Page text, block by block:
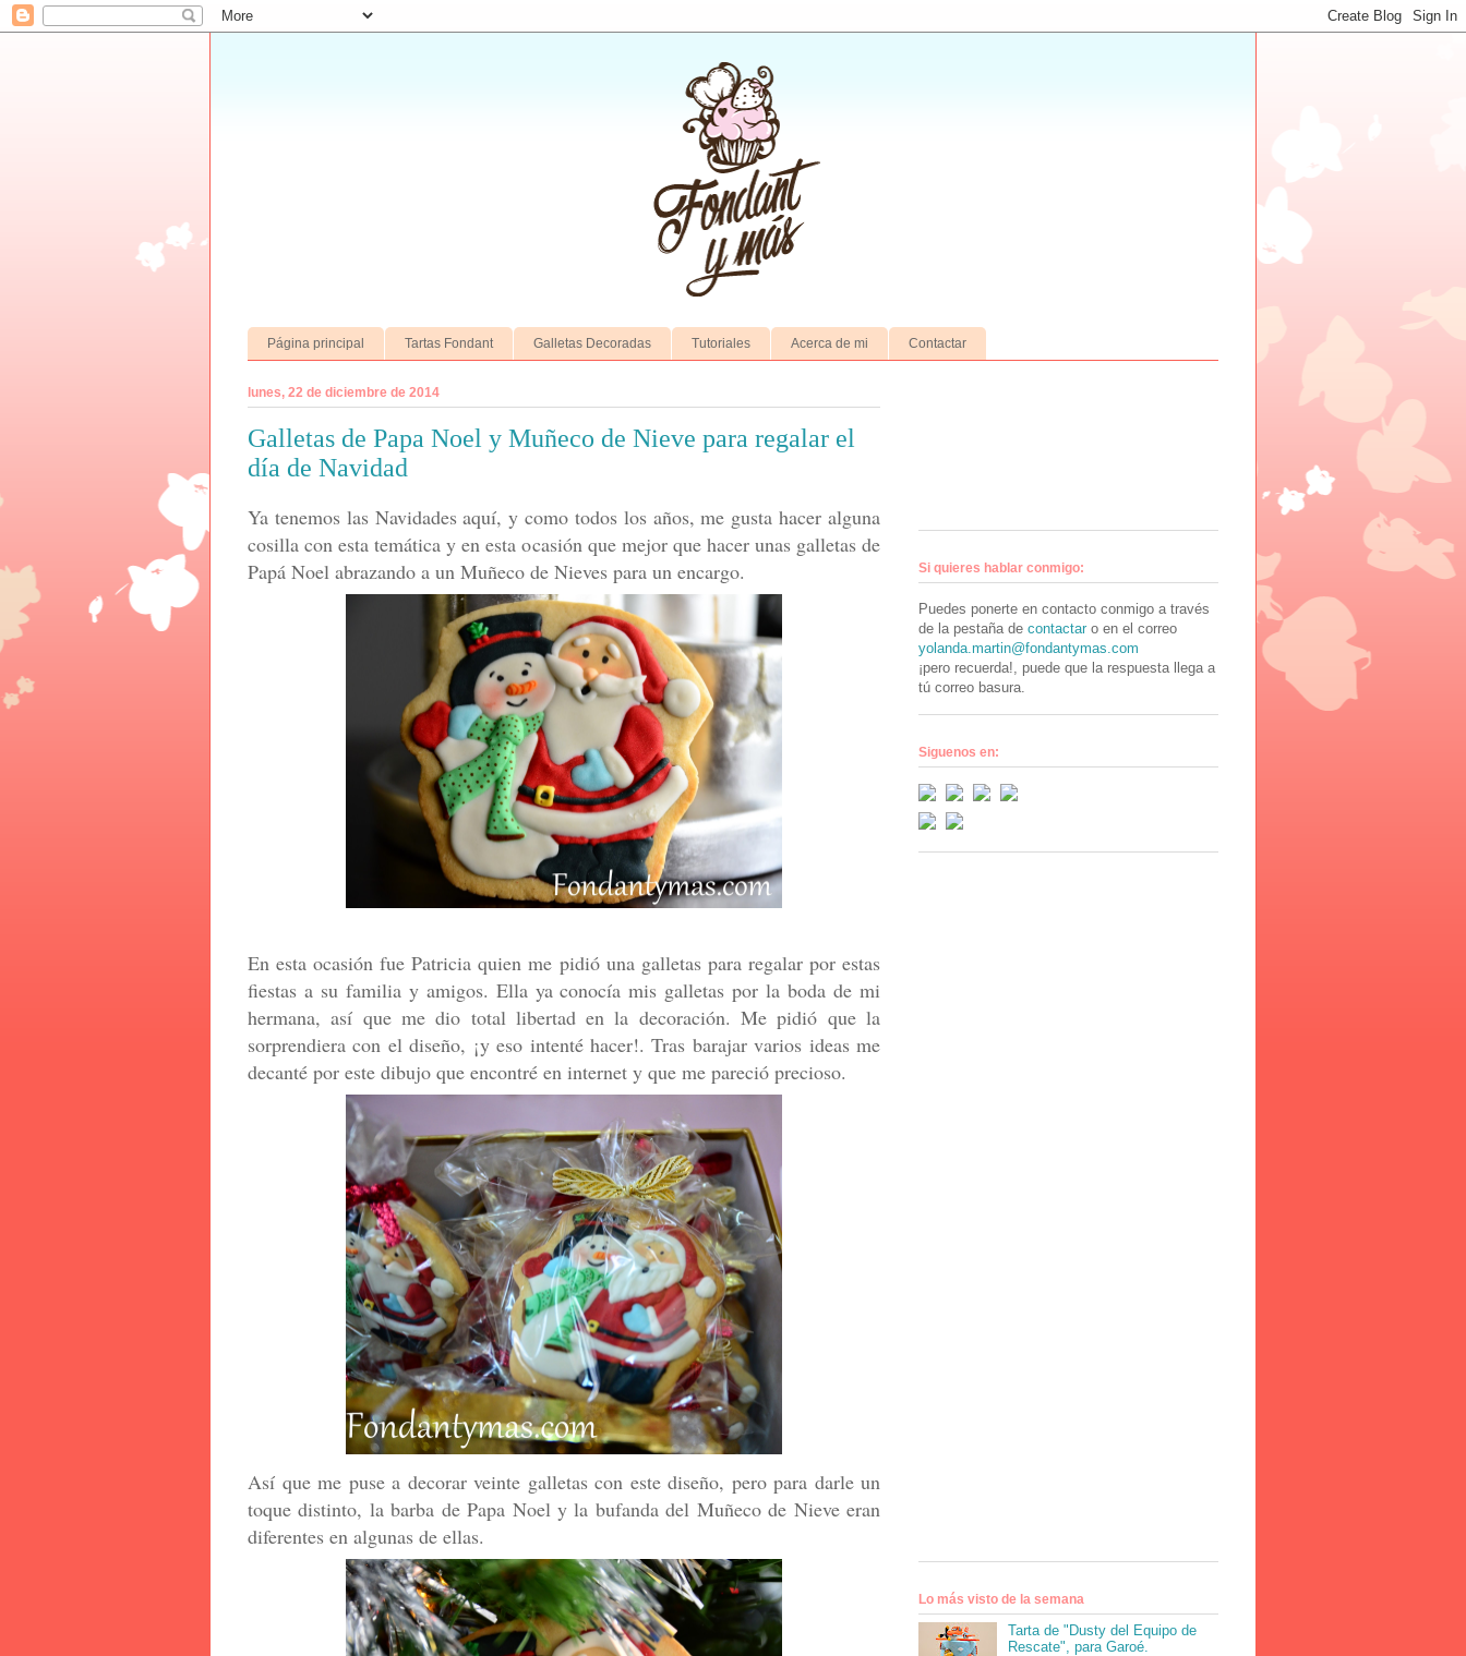
Página principal Tartas Fondant Galletas Decoradas Tutoriales Acerca de mi Contactar
lunes, 22 de diciembre de 2014
Galletas de Papa Noel y Muñeco de Nieve para regalar el
día de Navidad
Ya tenemos las Navidades aquí, y como todos los años, me gusta hacer alguna
cosilla con esta temática y en esta ocasión que mejor que hacer unas galletas de
Papá Noel abrazando a un Muñeco de Nieves para un encargo.
En esta ocasión fue Patricia quien me pidió una galletas para regalar por estas
fiestas a su familia y amigos. Ella ya conocía mis galletas por la boda de mi
hermana, así que me dio total libertad en la decoración. Me pidió que la
sorprendiera con el diseño, ¡y eso intenté hacer!. Tras barajar varios ideas me
decanté por este dibujo que encontré en internet y que me pareció precioso.
Así que me puse a decorar veinte galletas con este diseño, pero para darle un
toque distinto, la barba de Papa Noel y la bufanda del Muñeco de Nieve eran
diferentes en algunas de ellas.
Si quieres hablar conmigo:
Puedes ponerte en contacto conmigo a través
de la pestaña de contactar o en el correo
yolanda.martin@fondantymas.com
¡pero recuerda!, puede que la respuesta llega a
tú correo basura.
Siguenos en:
Lo más visto de la semana
Tarta de "Dusty del Equipo de
Rescate", para Garoé.